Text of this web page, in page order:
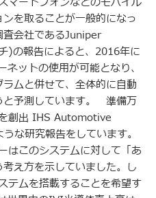
を取ることが一般的になっ
査会社であるJuniper
)の報告によると、2016年に
ットの使用が可能となり、
ムと併せて、全体的に自動
と予測しています。 準備万
創出 IHS Automotive
な研究報告をしています。
はこのシステムに対して「あ
え方を示していました。し
テムを搭載することを希望す